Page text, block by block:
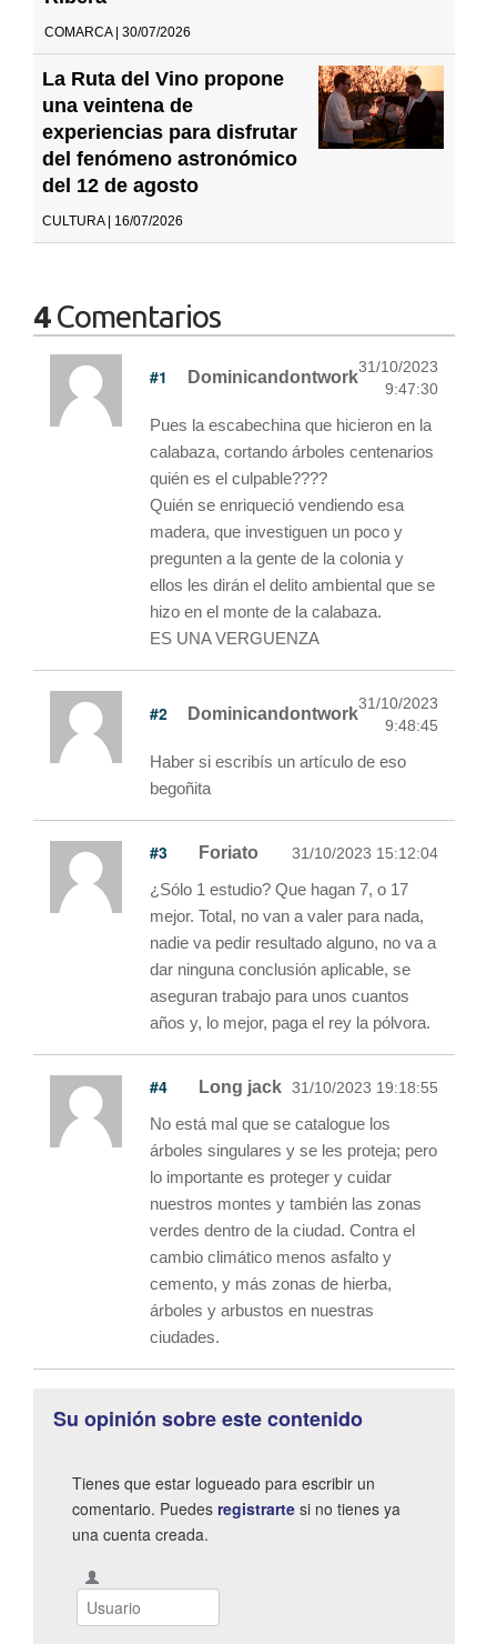
COMARCA | 30/07/2026
La Ruta del Vino propone
una veintena de
experiencias para disfrutar
del fenómeno astronómico
del 12 de agosto
CULTURA | 16/07/2026
4Comentarios
#1 Dominicandontwork
31/10/2023
9:47:30
Pues la escabechina que hicieron en la
calabaza, cortando árboles centenarios
quién es el culpable????
Quién se enriqueció vendiendo esa
madera, que investiguen un poco y
pregunten a la gente de la colonia y
ellos les dirán el delito ambiental que se
hizo en el monte de la calabaza.
ES UNA VERGUENZA
#2 Dominicandontwork
31/10/2023
9:48:45
Haber si escribís un artículo de eso
begoñita
#3 Foriato 31/10/2023 15:12:04
¿Sólo 1 estudio? Que hagan 7, o 17
mejor. Total, no van a valer para nada,
nadie va pedir resultado alguno, no va a
dar ninguna conclusión aplicable, se
aseguran trabajo para unos cuantos
años y, lo mejor, paga el rey la pólvora.
#4 Long jack 31/10/2023 19:18:55
No está mal que se catalogue los
árboles singulares y se les proteja; pero
lo importante es proteger y cuidar
nuestros montes y también las zonas
verdes dentro de la ciudad. Contra el
cambio climático menos asfalto y
cemento, y más zonas de hierba,
árboles y arbustos en nuestras
ciudades.
Su opinión sobre este contenido
Tienes que estar logueado para escribir un
comentario. Puedes registrarte si no tienes ya
una cuenta creada.